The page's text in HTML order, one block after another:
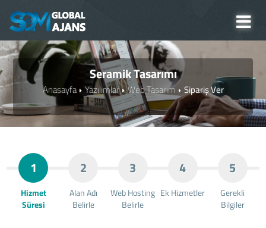
Seramik Tasarımı
Anasayfa Yazılımlar Web Tasarım Sipariş Ver
1
Hizmet
Süresi
2
Alan Adı
Belirle
3
Web Hosting
Belirle
4
Ek Hizmetler
5
Gerekli
Bilgiler